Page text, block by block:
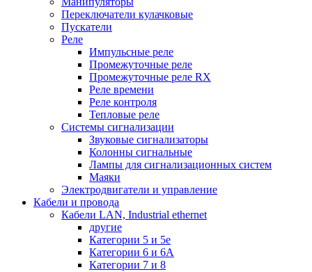
Переключатели кулачковые
Пускатели
Реле
Импульсные реле
Промежуточные реле
Промежуточные реле RX
Реле времени
Реле контроля
Тепловые реле
Системы сигнализации
Звуковые сигнализаторы
Колонны сигнальные
Лампы для сигнализационных систем
Маяки
Электродвигатели и управление
Кабели и провода
Кабели LAN, Industrial ethernet
другие
Категории 5 и 5е
Категории 6 и 6A
Категории 7 и 8